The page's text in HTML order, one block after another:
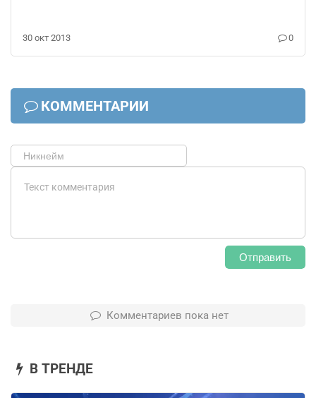
30 окт 2013 0
КОММЕНТАРИИ
Отправить
Комментариев пока нет
В ТРЕНДЕ